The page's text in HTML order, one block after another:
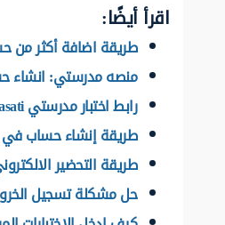
اقرأ أيضًا:
طريقة اضافة أكثر
منصه مدرستي: انشاء
رابط اختبار مدرستي madrasati تسجيل دخول منصة الاختبارات 1447
طريقة إنشاء حساب في
طريقة التحضير
حل مشكلة تسجيل